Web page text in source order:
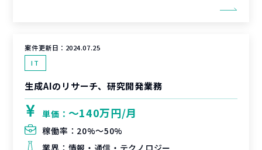
案件更新日： 2024.07.25
IT
生成AIのリサーチ、研究開発業務
単価： 〜140万円/月
稼働率： 20%〜50%
業界： 情報・通信・テクノロジー